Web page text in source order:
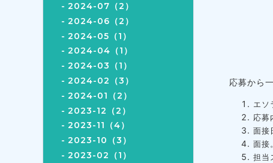
2024-07（2）
2024-06（2）
2024-05（1）
2024-04（1）
2024-03（1）
2024-02（3）
2024-01（2）
2023-12（2）
2023-11（4）
2023-10（3）
2023-02（1）
応募から
エソ
応募
面接
面接。
担当